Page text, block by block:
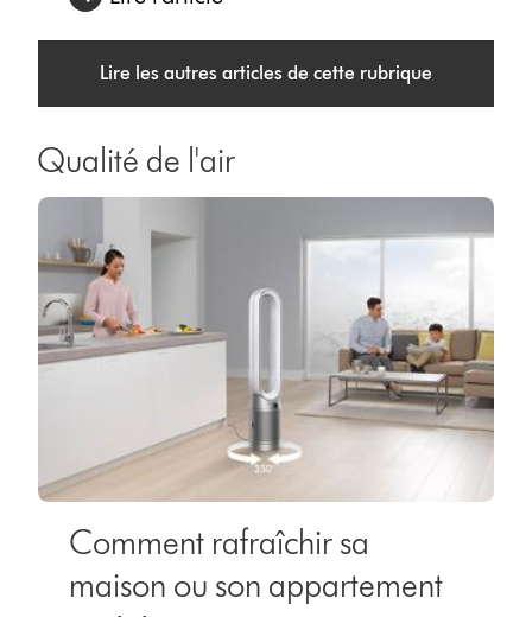
Lire les autres articles de cette rubrique
Qualité de l'air
Comment rafraîchir sa
maison ou son appartement